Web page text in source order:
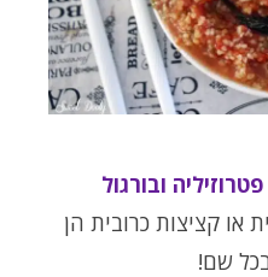
ובורגול
או קציצות כרובית הן
שם!